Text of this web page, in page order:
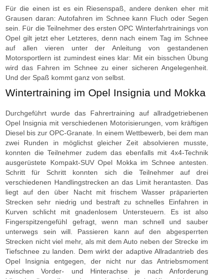
Für die einen ist es ein Riesenspaß, andere denken eher mit
Grausen daran: Autofahren im Schnee kann Fluch oder Segen
sein. Für die Teilnehmer des ersten OPC Winterfahrtrainings von
Opel gilt jetzt eher Letzteres, denn nach einem Tag im Schnee
auf allen vieren unter der Anleitung von gestandenen
Motorsportlern ist zumindest eines klar: Mit ein bisschen Übung
wird das Fahren im Schnee zu einer sicheren Angelegenheit.
Und der Spaß kommt ganz von selbst.
Wintertraining im Opel Insignia und Mokka
Durchgeführt wurde das Fahrertraining auf allradgetriebenen
Opel Insignia mit verschiedenen Motorisierungen, vom kräftigen
Diesel bis zur OPC-Granate. In einem Wettbewerb, bei dem man
zwei Runden in möglichst gleicher Zeit absolvieren musste,
konnten die Teilnehmer zudem das ebenfalls mit 4x4-Technik
ausgerüstete Kompakt-SUV Opel Mokka im Schnee antesten.
Schritt für Schritt konnten sich die Teilnehmer auf drei
verschiedenen Handlingstrecken an das Limit herantasten. Das
liegt auf den über Nacht mit frischem Wasser präparierten
Strecken sehr niedrig und bestraft zu schnelles Einfahren in
Kurven schlicht mit gnadenlosem Untersteuern. Es ist also
Fingerspitzengefühl gefragt, wenn man schnell und sauber
unterwegs sein will. Passieren kann auf den abgesperrten
Strecken nicht viel mehr, als mit dem Auto neben der Strecke im
Tiefschnee zu landen. Dem wirkt der adaptive Allradantrieb des
Opel Insignia entgegen, der nicht nur das Antriebsmoment
zwischen Vorder- und Hinterachse je nach Anforderung